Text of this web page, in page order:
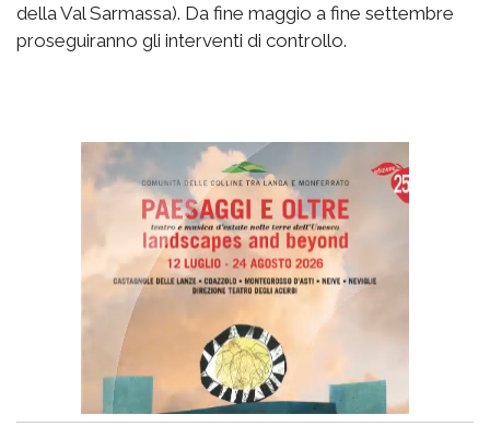
della Val Sarmassa). Da fine maggio a fine settembre
proseguiranno gli interventi di controllo.